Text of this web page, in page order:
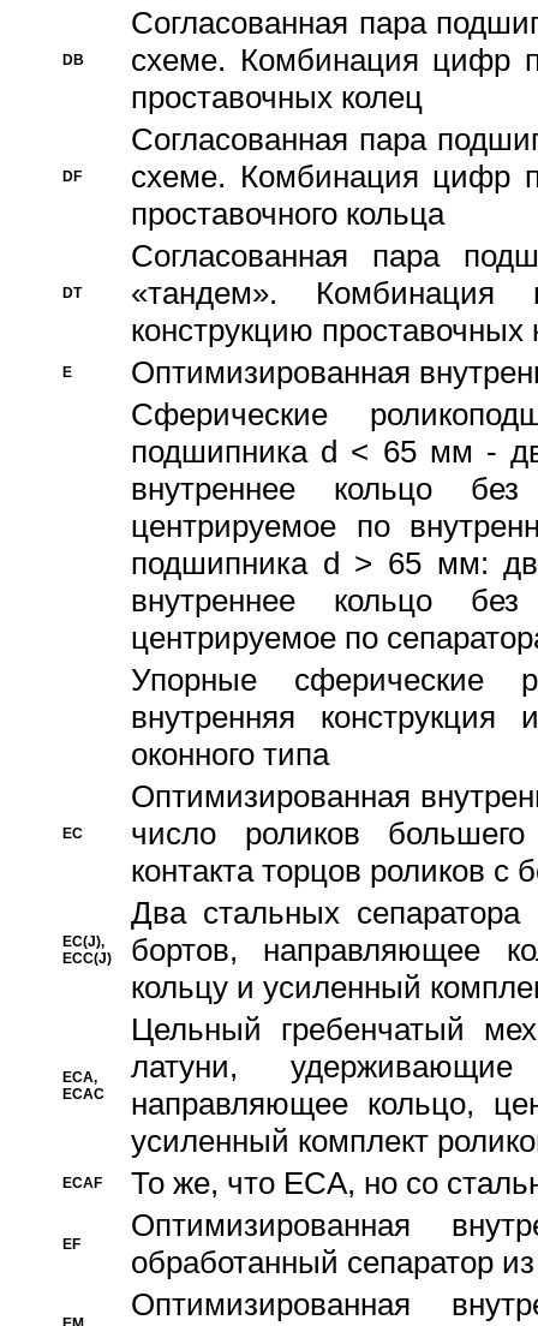
DB
Согласованная пара
схеме. Комбинация цифр
проставочных колец
DF
Согласованная пара
схеме. Комбинация цифр
проставочного кольца
DT
Согласованная пара
«тандем».
конструкцию проставочных
E
Оптимизированная
Сферические
подшипника d < 65 мм -
внутреннее кольцо
центрируемое по
подшипника d > 65 мм:
внутреннее кольцо
центрируемое по
Упорные сферические
внутренняя
оконного типа
EC
Oптимизированная
число роликов
контакта торцов роликов с
EC(J),
ECC(J)
Два стальных сепаратора
бортов, направляющее
кольцу и усиленный
ECA,
ECAC
Цельный гребенчатый
латуни,
направляющее кольцо,
усиленный комплект
ECAF То же, что ECA, но со
EF
Оптимизированная
обработанный сепаратор
Оптимизированная